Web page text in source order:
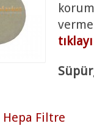
Hepa Filtre